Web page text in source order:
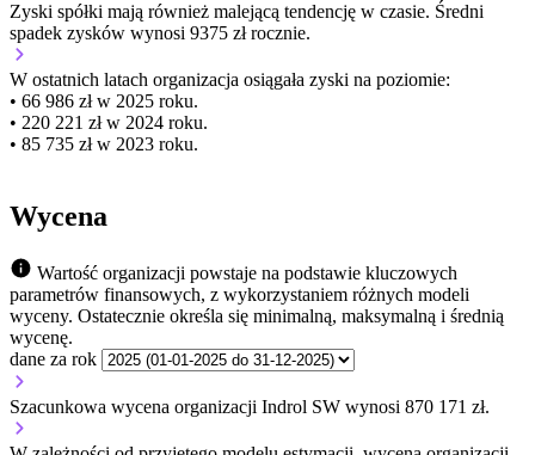
Zyski spółki mają również malejącą tendencję w czasie. Średni
spadek zysków wynosi 9375 zł rocznie.
W ostatnich latach organizacja osiągała zyski na poziomie:
• 66 986 zł w 2025 roku.
• 220 221 zł w 2024 roku.
• 85 735 zł w 2023 roku.
Wycena
Wartość organizacji powstaje na podstawie kluczowych
parametrów finansowych, z wykorzystaniem różnych modeli
wyceny. Ostatecznie określa się minimalną, maksymalną i średnią
wycenę.
dane za rok
Szacunkowa wycena organizacji Indrol SW wynosi 870 171 zł.